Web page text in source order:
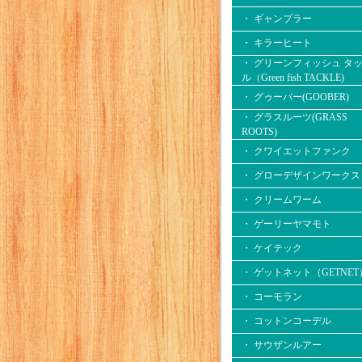
・ ギャンブラー
・ キラーヒート
・ グリーンフィッシュ タ
ル（Green fish TACKLE)
・ グゥーバー(GOOBER)
・ グラスルーツ(GRASS
ROOTS)
・ クワイエットファンク
・ グローデザインワークス
・ クリームワーム
・ ゲーリーヤマモト
・ ケイテック
・ ゲットネット（GETNET
・ コーモラン
・ コットンコーデル
・ サウザンルアー